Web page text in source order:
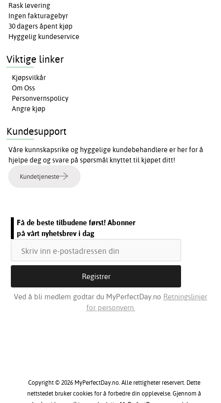
Rask levering
Ingen fakturagebyr
30 dagers åpent kjøp
Hyggelig kundeservice
Viktige linker
Kjøpsvilkår
Om Oss
Personvernspolicy
Angre kjøp
Kundesupport
Våre kunnskapsrike og hyggelige kundebehandlere er her for å
hjelpe deg og svare på spørsmål knyttet til kjøpet ditt!
Kundetjeneste
Få de beste tilbudene først! Abonner
på vårt nyhetsbrev i dag
Ved å bli medlem godtar du MyPerfectDay.no Retningslinjer
for personvern.
Copyright © 2026 MyPerfectDay.no. Alle rettigheter reservert. Dette
nettstedet bruker cookies for å forbedre din opplevelse. Gjennom å